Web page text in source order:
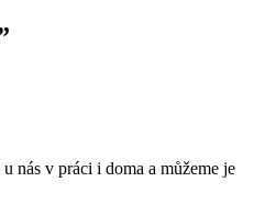
nás v práci i doma a můžeme je